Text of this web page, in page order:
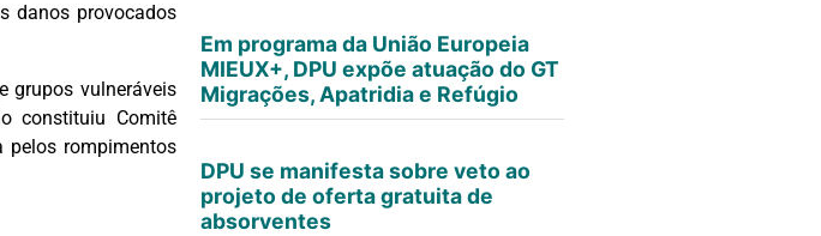
danos provocados
grupos vulneráveis
constituiu Comitê
pelos rompimentos
Em programa da União Europeia
MIEUX+, DPU expõe atuação do GT
Migrações, Apatridia e Refúgio
DPU se manifesta sobre veto ao
projeto de oferta gratuita de
absorventes